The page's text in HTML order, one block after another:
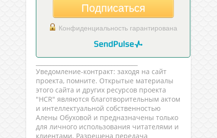
Подписаться
Конфиденциальность гарантирована
Уведомление-контракт: заходя на сайт
проекта, помните. Открытые материалы
этого сайта и других ресурсов проекта
"HCR" являются благотворительным актом
и интеллектуальной собственностью
Алены Обуховой и предназначены только
для личного использования читателями и
клиентами. Разрешена передача